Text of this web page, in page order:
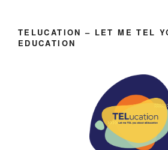
TELUCATION – LET ME TEL
EDUCATION